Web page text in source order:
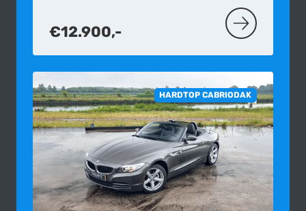
€12.900,- MEER OVER
HARDTOP CABRIODAK